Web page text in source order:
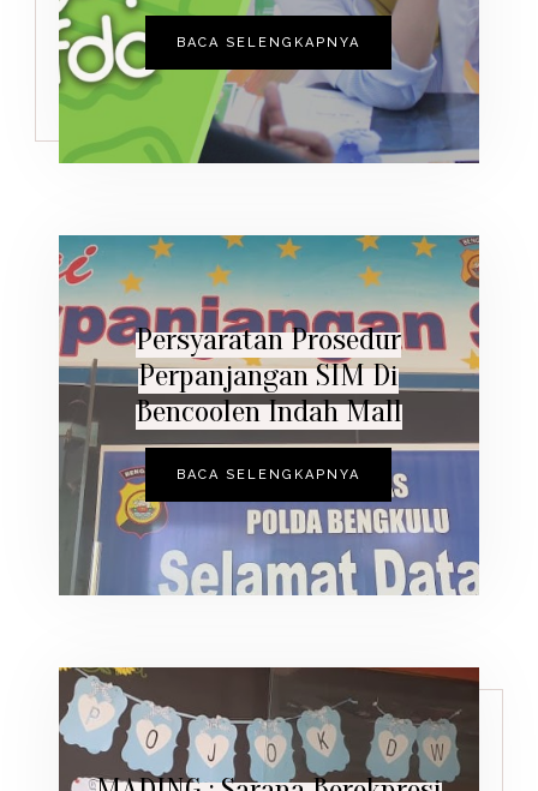
BACA SELENGKAPNYA
Persyaratan Prosedur
Perpanjangan SIM Di
Bencoolen Indah Mall
BACA SELENGKAPNYA